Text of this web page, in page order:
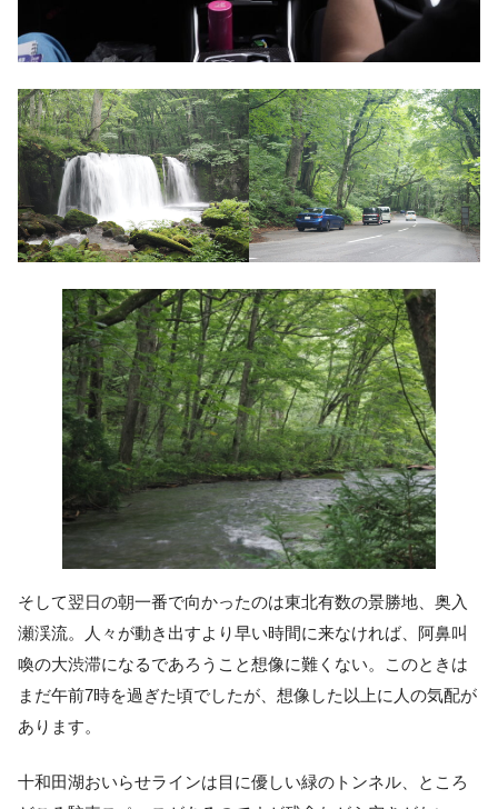
そして翌日の朝一番で向かったのは東北有数の景勝地、奥入
瀬渓流。人々が動き出すより早い時間に来なければ、阿鼻叫
喚の大渋滞になるであろうこと想像に難くない。このときは
まだ午前7時を過ぎた頃でしたが、想像した以上に人の気配が
あります。
十和田湖おいらせラインは目に優しい緑のトンネル、ところ